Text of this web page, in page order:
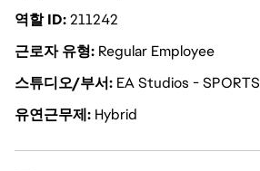
역할 ID211242
근로자 유형 Regular Employee
스튜디오/부서 EA Studios - SPORTS
유연근무제 Hybrid